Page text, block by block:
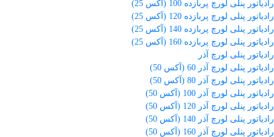
رادیاتور پنلی لورچ پربازده 100 (آکس 25)
رادیاتور پنلی لورچ پربازده 120 (آکس 25)
رادیاتور پنلی لورچ پربازده 140 (آکس 25)
رادیاتور پنلی لورچ پربازده 160 (آکس 25)
رادیاتور پنلی لورچ آذر
رادیاتور پنلی لورچ آذر 60 (آکس 50)
رادیاتور پنلی لورچ آذر 80 (آکس 50)
رادیاتور پنلی لورچ آذر 100 (آکس 50)
رادیاتور پنلی لورچ آذر 120 (آکس 50)
رادیاتور پنلی لورچ آذر 140 (آکس 50)
رادیاتور پنلی لورچ آذر 160 (آکس 50)